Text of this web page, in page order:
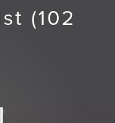
(102